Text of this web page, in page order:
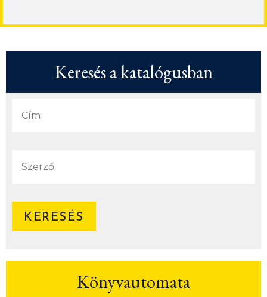
Keresés a katalógusban
Könyvautomata